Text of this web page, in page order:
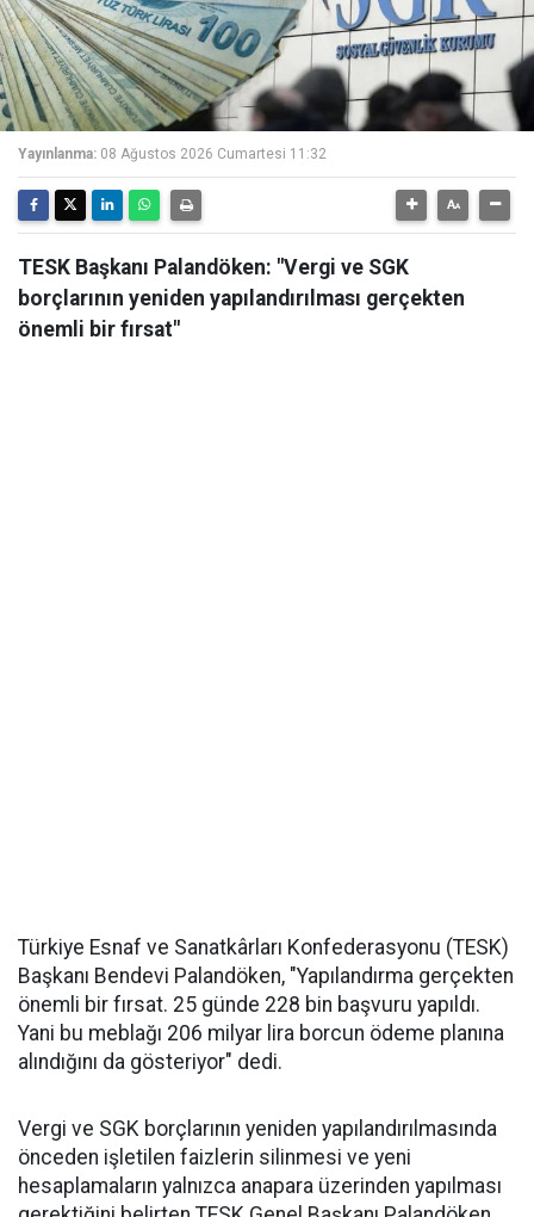
Yayınlanma: 08 Ağustos 2026 Cumartesi 11:32
TESK Başkanı Palandöken: "Vergi ve SGK
borçlarının yeniden yapılandırılması gerçekten
önemli bir fırsat"
Türkiye Esnaf ve Sanatkârları Konfederasyonu (TESK)
Başkanı Bendevi Palandöken, "Yapılandırma gerçekten
önemli bir fırsat. 25 günde 228 bin başvuru yapıldı.
Yani bu meblağı 206 milyar lira borcun ödeme planına
alındığını da gösteriyor" dedi.
Vergi ve SGK borçlarının yeniden yapılandırılmasında
önceden işletilen faizlerin silinmesi ve yeni
hesaplamaların yalnızca anapara üzerinden yapılması